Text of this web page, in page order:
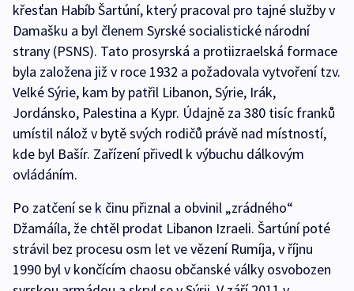
křesťan Habíb Šartúní, který pracoval pro tajné služby v
Damašku a byl členem Syrské socialistické národní
strany (PSNS). Tato prosyrská a protiizraelská formace
byla založena již v roce 1932 a požadovala vytvoření tzv.
Velké Sýrie, kam by patřil Libanon, Sýrie, Irák,
Jordánsko, Palestina a Kypr. Údajně za 380 tisíc franků
umístil nálož v bytě svých rodičů právě nad místností,
kde byl Bašír. Zařízení přivedl k výbuchu dálkovým
ovládáním.
Po zatčení se k činu přiznal a obvinil „zrádného“
Džamáíla, že chtěl prodat Libanon Izraeli. Šartúní poté
strávil bez procesu osm let ve vězení Rumíja, v říjnu
1990 byl v končícím chaosu občanské války osvobozen